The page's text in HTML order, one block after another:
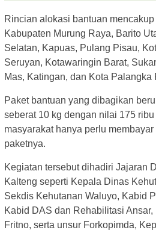
Rincian alokasi bantuan
Kabupaten Murung Raya, Barito
Selatan, Kapuas, Pulang Pisau,
Seruyan, Kotawaringin Barat,
Mas, Katingan, dan Kota Palangka
Paket bantuan yang dibagikan
seberat 10 kg dengan nilai 175
masyarakat hanya perlu
paketnya.
Kegiatan tersebut dihadiri Jajaran
Kalteng seperti Kepala Dinas
Sekdis Kehutanan Waluyo, Kabid
Kabid DAS dan Rehabilitasi
Fritno, serta unsur Forkopimda,